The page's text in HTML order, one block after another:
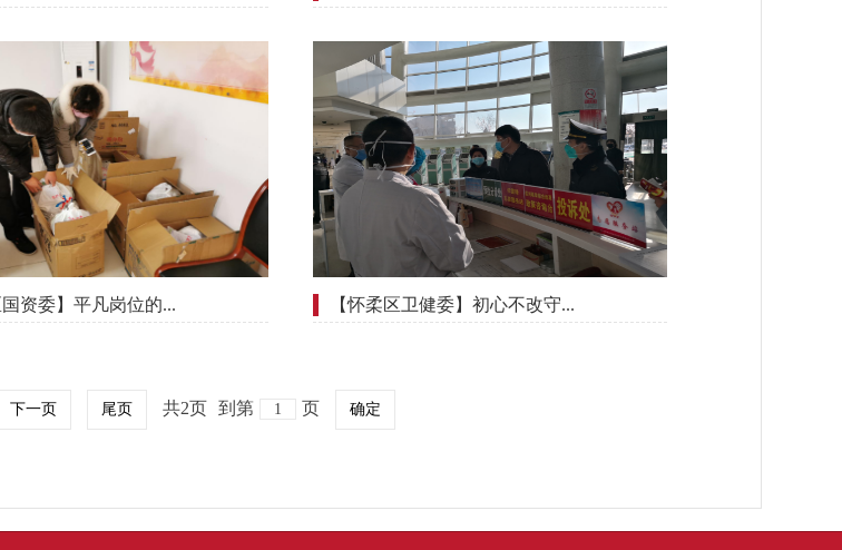
国资委】平凡岗位的... 【怀柔区卫健委】初心不改守...
下一页 尾页 共2页 到第 页 确定